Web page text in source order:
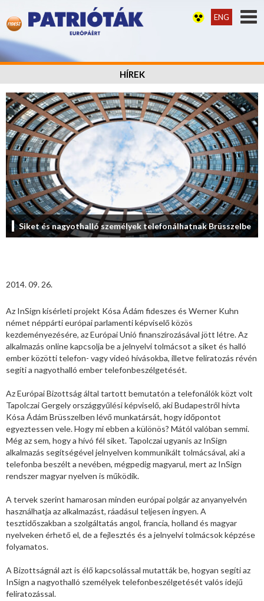
ENG
HÍREK
Siket és nagyothalló személyek telefonálhatnak Brüsszelbe
2014. 09. 26.
Az InSign kísérleti projekt Kósa Ádám fideszes és Werner Kuhn
német néppárti európai parlamenti képviselő közös
kezdeményezésére, az Európai Unió finanszírozásával jött létre. Az
alkalmazás online kapcsolja be a jelnyelvi tolmácsot a siket és halló
ember közötti telefon- vagy videó hívásokba, illetve feliratozás révén
segíti a nagyothalló ember telefonbeszélgetését.
Az Európai Bizottság által tartott bemutatón a telefonálók közt volt
Tapolczai Gergely országgyűlési képviselő, aki Budapestről hívta
Kósa Ádám Brüsszelben lévő munkatársát, hogy időpontot
egyeztessen vele. Hogy mi ebben a különös? Mától valóban semmi.
Még az sem, hogy a hívó fél siket. Tapolczai ugyanis az InSign
alkalmazás segítségével jelnyelven kommunikált tolmácsával, aki a
telefonba beszélt a nevében, mégpedig magyarul, mert az InSign
rendszer magyar nyelven is működik.
A tervek szerint hamarosan minden európai polgár az anyanyelvén
használhatja az alkalmazást, ráadásul teljesen ingyen. A
tesztidőszakban a szolgáltatás angol, francia, holland és magyar
nyelveken érhető el, de a fejlesztés és a jelnyelvi tolmácsok képzése
folyamatos.
A Bizottságnál azt is élő kapcsolással mutatták be, hogyan segíti az
InSign a nagyothalló személyek telefonbeszélgetését valós idejű
feliratozással.